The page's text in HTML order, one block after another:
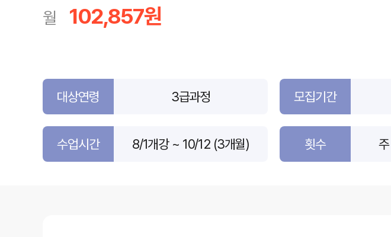
월 102,857원
대상연령 3급과정 모집기간
수업시간 8/1개강 ~ 10/12 (3개월) 횟수